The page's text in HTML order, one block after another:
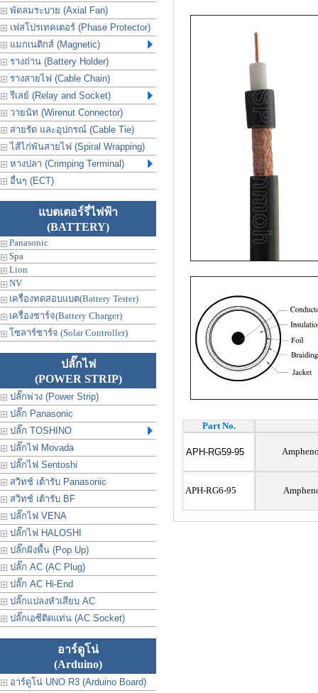
พัดลมระบาย (Axial Fan)
เฟสโปรเทคเตอร์ (Phase Protector)
แมกเนติกส์ (Magnetic)
รางถ่าน (Battery Holder)
รางสายไฟ (Cable Chain)
รีเลย์ (Relay and Socket)
วายนัท (Wirenut Connector)
สายรัด และอุปกรณ์ (Cable Tie)
ไส้ไก่พันสายไฟ (Spiral Wrapping)
หางปลา (Crimping Terminal)
อื่นๆ (ECT)
แบตเตอร์รี่ไฟฟ้า
(BATTERY)
Panasonic
Spa
Lion
NV
เครื่องทดสอบแบต(Battery Tester)
เครื่องชาร์จ(Battery Charger)
โซลาร์ชาร์จ (Solar Controller)
ปลั๊กไฟ
(POWER STRIP)
ปลั๊กพ่วง (Power Strip)
ปลั๊ก Panasonic
ปลั๊ก TOSHINO
ปลั๊กไฟ Movada
ปลั๊กไฟ Sentoshi
สวิทช์ เต้ารับ Panasonic
สวิทช์ เต้ารับ BF
ปลั๊กไฟ VENA
ปลั๊กไฟ HALOSHI
ปลั๊กฝังพื้น (Pop Up)
ปลั๊ก AC (AC Plug)
ปลั๊ก AC Hi-End
ปลั๊กแปลงหัวเสียบ AC
ปลั๊กเอซีติดแท่น (AC Socket)
อาร์ดูโน่
(Arduino)
อาร์ดูโน่ UNO R3 (Arduino Board)
Part No.
APH-RG59-95
APH-RG6-95